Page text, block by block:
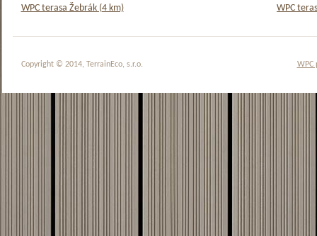
WPC terasa Žebrák (4 km)
WPC
WPC
Copyright © 2014, TerrainEco, s.r.o.